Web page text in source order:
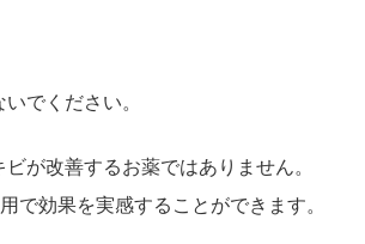
でください。
が改善するお薬ではありません。
で効果を実感することができます。